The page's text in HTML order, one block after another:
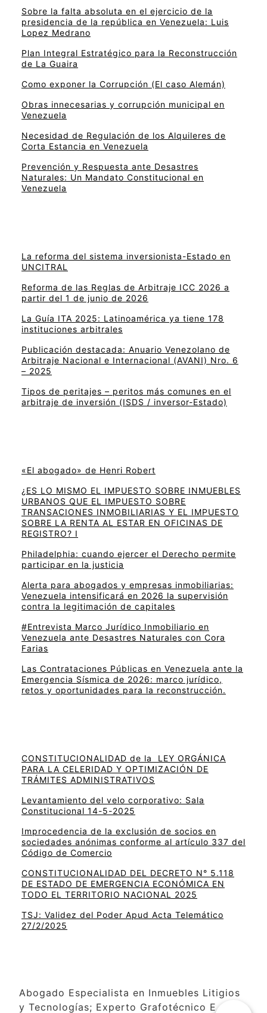
Sobre la falta absoluta en el ejercicio de la
presidencia de la república en Venezuela: Luis
Lopez Medrano
Plan Integral Estratégico para la Reconstrucción
de La Guaira
Como exponer la Corrupción (El caso Alemán)
Obras innecesarias y corrupción municipal en
Venezuela
Necesidad de Regulación de los Alquileres de
Corta Estancia en Venezuela
Prevención y Respuesta ante Desastres
Naturales: Un Mandato Constitucional en
Venezuela
La reforma del sistema inversionista-Estado en
UNCITRAL
Reforma de las Reglas de Arbitraje ICC 2026 a
partir del 1 de junio de 2026
La Guía ITA 2025: Latinoamérica ya tiene 178
instituciones arbitrales
Publicación destacada: Anuario Venezolano de
Arbitraje Nacional e Internacional (AVANI) Nro. 6
– 2025
Tipos de peritajes – peritos más comunes en el
arbitraje de inversión (ISDS / inversor-Estado)
«El abogado» de Henri Robert
¿ES LO MISMO EL IMPUESTO SOBRE INMUEBLES
URBANOS QUE EL IMPUESTO SOBRE
TRANSACIONES INMOBILIARIAS Y EL IMPUESTO
SOBRE LA RENTA AL ESTAR EN OFICINAS DE
REGISTRO? I
Philadelphia: cuando ejercer el Derecho permite
participar en la justicia
Alerta para abogados y empresas inmobiliarias:
Venezuela intensificará en 2026 la supervisión
contra la legitimación de capitales
#Entrevista Marco Jurídico Inmobiliario en
Venezuela ante Desastres Naturales con Cora
Farias
Las Contrataciones Públicas en Venezuela ante la
Emergencia Sísmica de 2026: marco jurídico,
retos y oportunidades para la reconstrucción.
CONSTITUCIONALIDAD de la LEY ORGÁNICA
PARA LA CELERIDAD Y OPTIMIZACIÓN DE
TRÁMITES ADMINISTRATIVOS
Levantamiento del velo corporativo: Sala
Constitucional 14-5-2025
Improcedencia de la exclusión de socios en
sociedades anónimas conforme al artículo 337 del
Código de Comercio
CONSTITUCIONALIDAD DEL DECRETO N° 5.118
DE ESTADO DE EMERGENCIA ECONÓMICA EN
TODO EL TERRITORIO NACIONAL 2025
TSJ: Validez del Poder Apud Acta Telemático
27/2/2025
Abogado Especialista en Inmuebles Litigios
y Tecnologías; Experto Grafotécnico E